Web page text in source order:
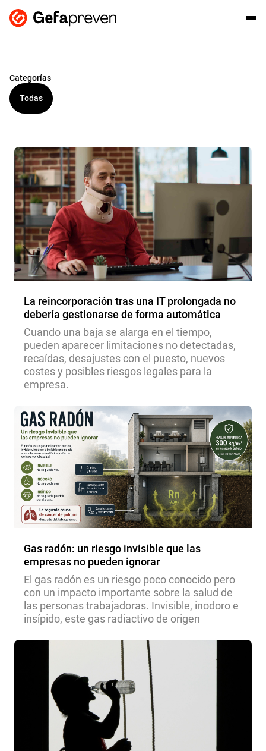
Categorías
Todas
La reincorporación tras una IT prolongada no
debería gestionarse de forma automática
Cuando una baja se alarga en el tiempo,
pueden aparecer limitaciones no detectadas,
recaídas, desajustes con el puesto, nuevos
costes y posibles riesgos legales para la
empresa.
Gas radón: un riesgo invisible que las
empresas no pueden ignorar
El gas radón es un riesgo poco conocido pero
con un impacto importante sobre la salud de
las personas trabajadoras. Invisible, inodoro e
insípido, este gas radiactivo de origen